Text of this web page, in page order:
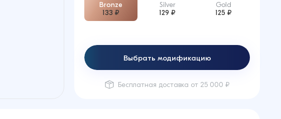
Bronze
133 ₽
Silver
129 ₽
Gold
125 ₽
Выбрать модификацию
Бесплатная доставка от 25 000 ₽